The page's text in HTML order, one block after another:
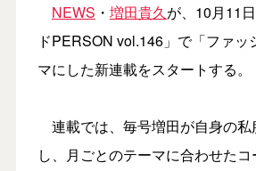
NEWS ・ 増田貴久が、10月11
ドPERSON vol.146」で「ファッ
マにした新連載をスタートする。
連載では、毎号増田が自身の私
し、月ごとのテーマに合わせた